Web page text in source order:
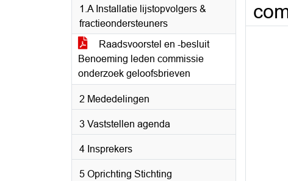
1.A Installatie lijstopvolgers &
fractieondersteuners
Raadsvoorstel en -besluit
Benoeming leden commissie
onderzoek geloofsbrieven
2 Mededelingen
3 Vaststellen agenda
4 Insprekers
5 Oprichting Stichting